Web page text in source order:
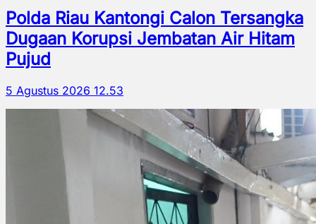
Polda Riau Kantongi Calon Tersangka
Dugaan Korupsi Jembatan Air Hitam
Pujud
5 Agustus 2026 12.53